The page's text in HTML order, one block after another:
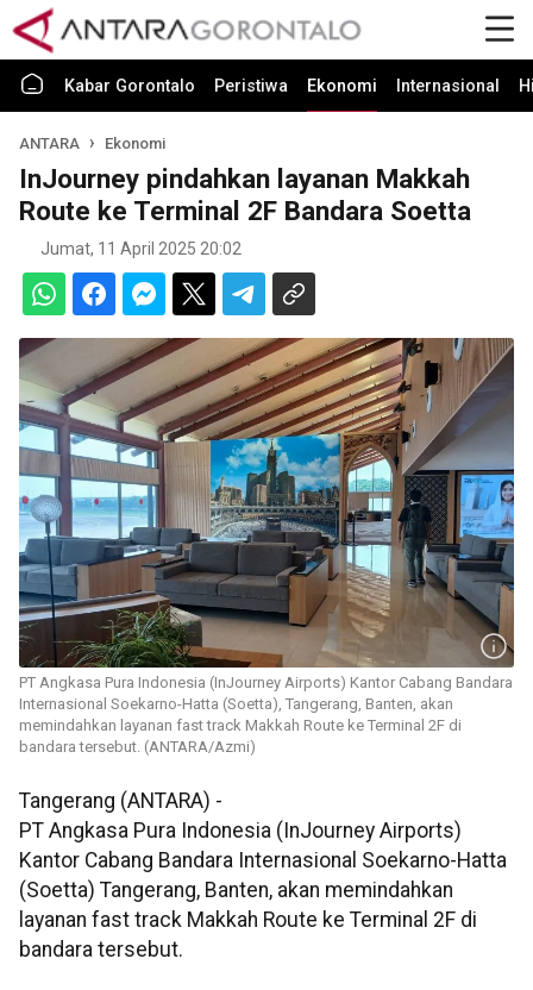
Kabar Gorontalo Peristiwa Ekonomi Internasional
ANTARA Ekonomi
InJourney pindahkan layanan Makkah
Route ke Terminal 2F Bandara Soetta
Jumat, 11 April 2025 20:02
PT Angkasa Pura Indonesia (InJourney Airports) Kantor Cabang Bandara
Internasional Soekarno-Hatta (Soetta), Tangerang, Banten, akan
memindahkan layanan fast track Makkah Route ke Terminal 2F di
bandara tersebut. (ANTARA/Azmi)
Tangerang (ANTARA) -
PT Angkasa Pura Indonesia (InJourney Airports)
Kantor Cabang Bandara Internasional Soekarno-Hatta
(Soetta) Tangerang, Banten, akan memindahkan
layanan fast track Makkah Route ke Terminal 2F di
bandara tersebut.